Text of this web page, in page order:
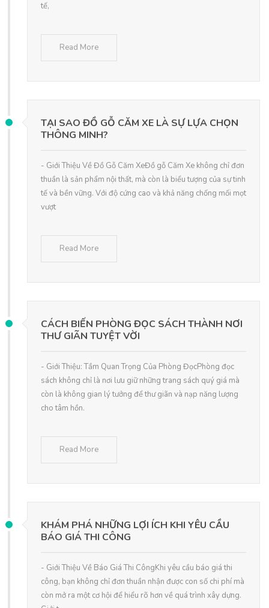
tế,
Read More
TẠI SAO ĐỒ GỖ CĂM XE LÀ SỰ LỰA CHỌN
THÔNG MINH?
- Giới Thiệu Về Đồ Gỗ Căm XeĐồ gỗ Căm Xe không chỉ đơn
thuần là sản phẩm nội thất, mà còn là biểu tượng của sự tinh
tế và bền vững. Với độ cứng cao và khả năng chống mối mọt
vượt
Read More
CÁCH BIẾN PHÒNG ĐỌC SÁCH THÀNH NƠI
THƯ GIÃN TUYỆT VỜI
- Giới Thiệu: Tầm Quan Trọng Của Phòng ĐọcPhòng đọc
sách không chỉ là nơi lưu giữ những trang sách quý giá mà
còn là không gian lý tưởng để thư giãn và nạp năng lượng
cho tâm hồn.
Read More
KHÁM PHÁ NHỮNG LỢI ÍCH KHI YÊU CẦU
BÁO GIÁ THI CÔNG
- Giới Thiệu Về Báo Giá Thi CôngKhi yêu cầu báo giá thi
công, bạn không chỉ đơn thuần nhận được con số chi phí mà
còn mở ra một cơ hội để hiểu rõ hơn về quá trình xây dựng.